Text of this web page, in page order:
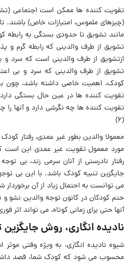
تقویت کننده ‏ها ممکن است اجتماعى
(چیزهاى ملموس، امتیازات خاص) باشند.
مانند تشویق تا حدودى بستگى به رابطه
تشویق از طرف والدینی که رابطه گرم و
ازتشویق از طرف والدینی است که سرد و
تشویق از طرف ‏والدینی که سرد و بی
کودک، اهمیت‏ خاصى داشته باشد، چون
تقویت‏ کننده ‏ها در عین حال بستگى
تقویت کننده‏ ها چه نگرشى دارد و آنها را
(۶)
معمولا والدین بطور غیر عمدى، رفتار
مورد معمول‏ تقویت غیر عمدی این است
رفتار نادرستی از آنان‏ سرمى زند، بی
جایگزین تنبیه کودک باشد. با این بی
می توانست‏ به ‏احتمال زیاد از آن
حتم کودکان در کانون‏ توجه والدین نشو
آنها حتى براى زمانی کوتاه، می تواند اثر
نادیده انگاری، روش
شیوه نادیده انگارى، به ویژه وقتى
محسوب می شود که کودک شما، قصد